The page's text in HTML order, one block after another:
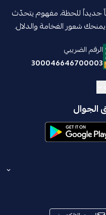
جديداً للحظة، مفهوم يتحدّث
شعور الفخامة والدلال.
الرقم الضريبي
300046646700003
الجوال